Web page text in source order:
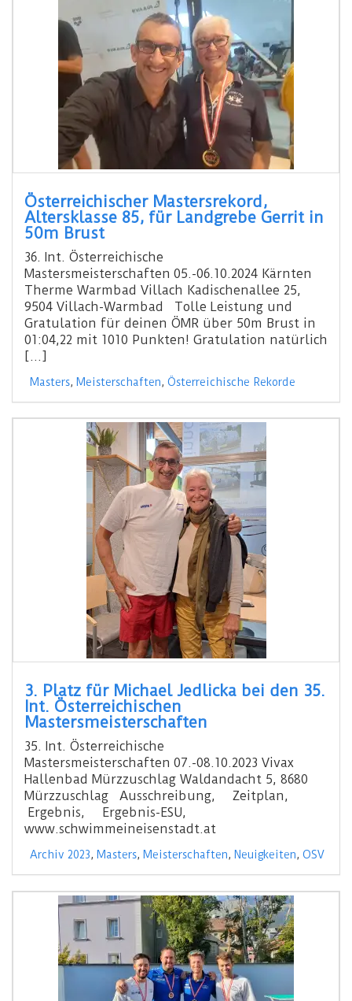
Österreichischer Mastersrekord,
Altersklasse 85, für Landgrebe Gerrit in
50m Brust
36. Int. Österreichische
Mastersmeisterschaften 05.-06.10.2024 Kärnten
Therme Warmbad Villach Kadischenallee 25,
9504 Villach-Warmbad Tolle Leistung und
Gratulation für deinen ÖMR über 50m Brust in
01:04,22 mit 1010 Punkten! Gratulation natürlich
[…]
Masters, Meisterschaften, Österreichische Rekorde
3. Platz für Michael Jedlicka bei den 35.
Int. Österreichischen
Mastersmeisterschaften
35. Int. Österreichische
Mastersmeisterschaften 07.-08.10.2023 Vivax
Hallenbad Mürzzuschlag Waldandacht 5, 8680
Mürzzuschlag Ausschreibung, Zeitplan,
Ergebnis, Ergebnis-ESU,
www.schwimmeineisenstadt.at
Archiv 2023, Masters, Meisterschaften, Neuigkeiten, OSV